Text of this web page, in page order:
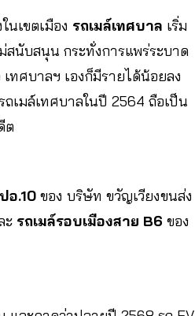
นเขตเมือง รถเมล์เทศบาล เริ่ม
สนับสนุน กระทั่งการแพร่ระบาด
ทศบาลฯ เองก็มีรายได้น้อยลง
เมล์เทศบาลในปี 2564 ถือเป็น
ต
อ.10 ของ บริษัท ขวัญเวียงขนส่ง
ะ รถเมล์รอบเมืองสาย B6 ของ